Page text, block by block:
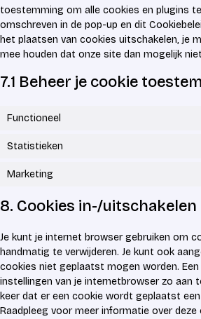
toestemming om alle cookies en plugins
omschreven in de pop-up en dit
het plaatsen van cookies uitschakelen, je
mee houden dat onze site dan mogelijk
7.1 Beheer je cookie
Functioneel
Statistieken
Marketing
8. Cookies in-/
Je kunt je internet browser gebruiken om
handmatig te verwijderen. Je kunt ook
cookies niet geplaatst mogen worden.
instellingen van je internetbrowser zo aan
keer dat er een cookie wordt geplaatst
Raadpleeg voor meer informatie over